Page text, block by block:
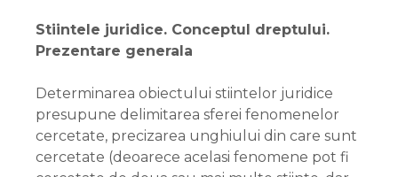
Stiintele juridice. Conceptul dreptului.
Prezentare generala
Determinarea obiectului stiintelor juridice
presupune delimitarea sferei fenomenelor
cercetate, precizarea unghiului din care sunt
cercetate (deoarece acelasi fenomene pot fi